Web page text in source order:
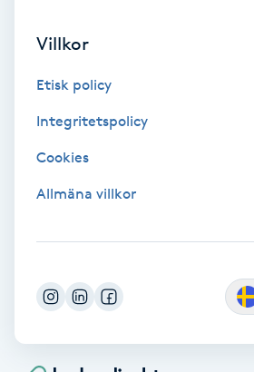
Fotsvamp
Fotvård
Fransborttagning
Fransfärgning
Fransförlängning
Fransförlängning Megavolym
Villkor
Etisk policy
Integritetspolicy
Cookies
Allmäna villkor